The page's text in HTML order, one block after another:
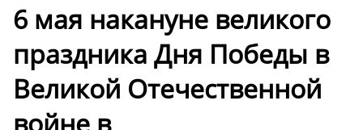
6 мая накануне великого
праздника Дня Победы в
Великой Отечественной
войне в